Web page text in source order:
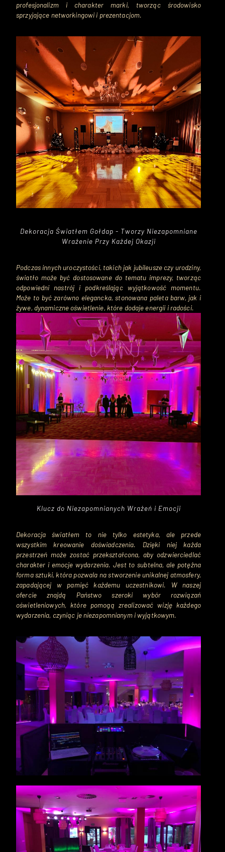
profesjonalizm i charakter marki, tworząc środowisko
sprzyjające networkingowi i prezentacjom.
Dekoracja Światłem Gołdap - Tworzy Niezapomniane
Wrażenie Przy Każdej Okazji
Podczas innych uroczystości, takich jak jubileusze czy urodziny,
światło może być dostosowane do tematu imprezy, tworząc
odpowiedni nastrój i podkreślając wyjątkowość momentu.
Może to być zarówno elegancka, stonowana paleta barw, jak i
żywe, dynamiczne oświetlenie, które dodaje energii i radości.
Klucz do Niezapomnianych Wrażeń i Emocji
Dekoracja światłem to nie tylko estetyka, ale przede
wszystkim kreowanie doświadczenia. Dzięki niej każda
przestrzeń może zostać przekształcona, aby odzwierciedlać
charakter i emocje wydarzenia. Jest to subtelna, ale potężna
forma sztuki, która pozwala na stworzenie unikalnej atmosfery,
zapadającej w pamięć każdemu uczestnikowi. W naszej
ofercie znajdą Państwo szeroki wybór rozwiązań
oświetleniowych, które pomogą zrealizować wizję każdego
wydarzenia, czyniąc je niezapomnianym i wyjątkowym.